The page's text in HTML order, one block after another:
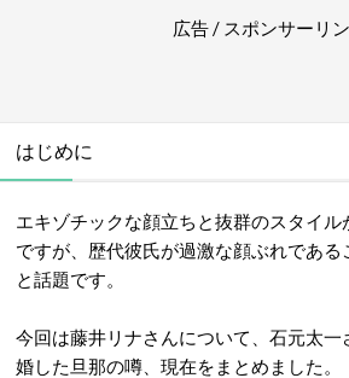
広告 / スポンサーリ
はじめに
エキゾチックな顔立ちと抜群のスタイ
ですが、歴代彼氏が過激な顔ぶれであ
と話題です。
今回は藤井リナさんについて、石元太
婚した旦那の噂、現在をまとめました。